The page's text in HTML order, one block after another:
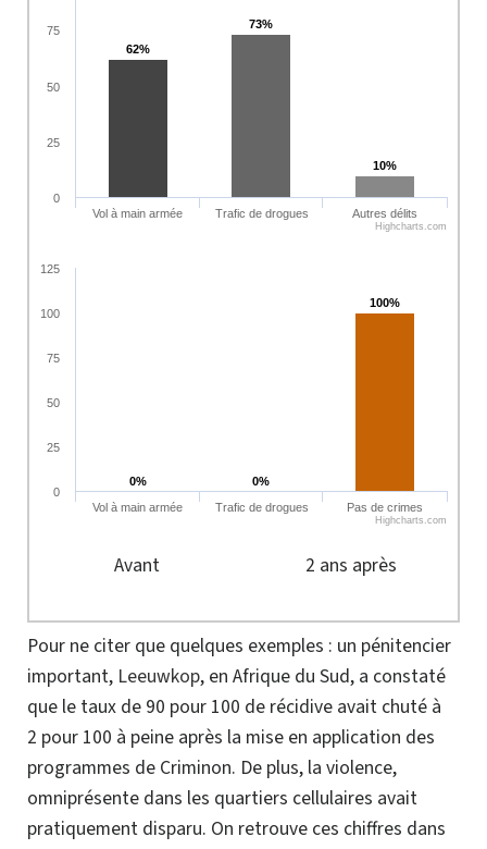
62%
62%
73%
73%
10%
10%
Vol à main armée Trafic de drogues Autres délits
0
25
50
75
Highcharts.com
0%
0% 0%
0%
100%
100%
Vol à main armée Trafic de drogues Pas de crimes
0
25
50
75
100
125
Highcharts.com
Avant 2 ans après
Pour ne citer que quelques exemples : un pénitencier
important, Leeuwkop, en Afrique du Sud, a constaté
que le taux de 90 pour 100 de récidive avait chuté à
2 pour 100 à peine après la mise en application des
programmes de Criminon. De plus, la violence,
omniprésente dans les quartiers cellulaires avait
pratiquement disparu. On retrouve ces chiffres dans